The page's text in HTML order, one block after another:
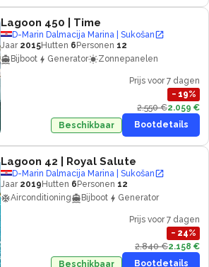
Lagoon 450 | Time
D-Marin Dalmacija Marina | Sukošan
Jaar 2015Hutten 6 Personen 12
Bijboot
Generator Zonnepanelen
Prijs voor 7 dagen
− 19%
2.550 €2.059 €
Beschikbaar
Bootdetails
Lagoon 42 | Royal Salute
D-Marin Dalmacija Marina | Sukošan
Jaar 2019 Hutten 6 Personen 12
Airconditioning
Bijboot Generator
Prijs voor 7 dagen
− 24%
2.840 €2.158 €
Beschikbaar
Bootdetails